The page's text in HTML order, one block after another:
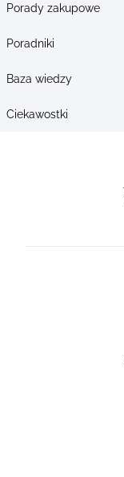
Porady zakupowe
Poradniki
Baza wiedzy
Ciekawostki